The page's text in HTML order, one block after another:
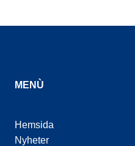
MENÙ
Hemsida
Nyheter